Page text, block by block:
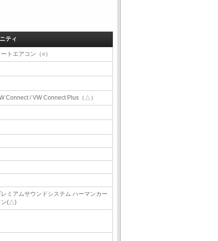
ティ
ートエアコン（○）
Connect / VW Connect Plus（△）
レミアムサウンドシステム ハーマンカー
ン(△)